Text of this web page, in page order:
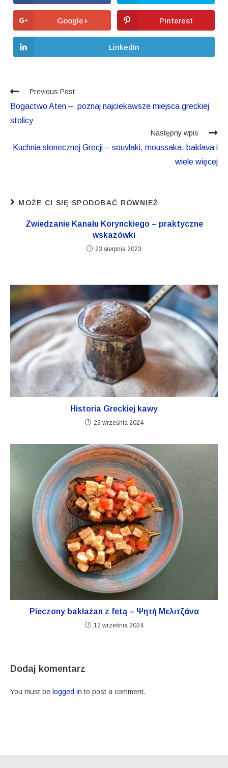
Google+ Pinterest
LinkedIn
Previous Post
Bogactwo Aten – poznaj najciekawsze miejsca greckiej
stolicy
Następny wpis
Kuchnia słonecznej Grecji – souvlaki, moussaka, baklava i
wiele więcej
MOŻE CI SIĘ SPODOBAĆ RÓWNIEŻ
Zwiedzanie Kanału Korynckiego – praktyczne
wskazówki
23 sierpnia 2023
Historia Greckiej kawy
29 września 2024
Pieczony bakłażan z fetą – Ψητή Μελιτζάνα
12 września 2024
Dodaj komentarz
You must be logged in to post a comment.